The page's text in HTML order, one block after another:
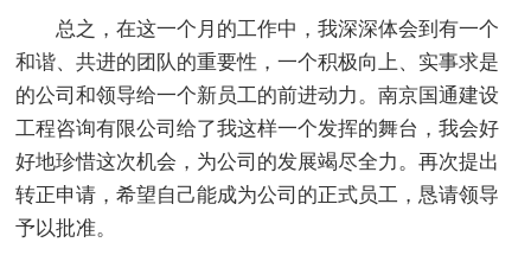
总之，在这一个月的工作中，我深深体会到有一个
和谐、共进的团队的重要性，一个积极向上、实事求是
的公司和领导给一个新员工的前进动力。南京国通建设
工程咨询有限公司给了我这样一个发挥的舞台，我会好
好地珍惜这次机会，为公司的发展竭尽全力。再次提出
转正申请，希望自己能成为公司的正式员工，恳请领导
予以批准。